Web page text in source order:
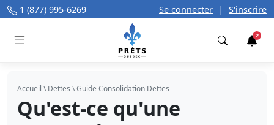
1 (877) 995-6269 Se connecter | S'inscrire
2
Accueil \Dettes \Guide Consolidation Dettes
Qu'est-ce qu'une